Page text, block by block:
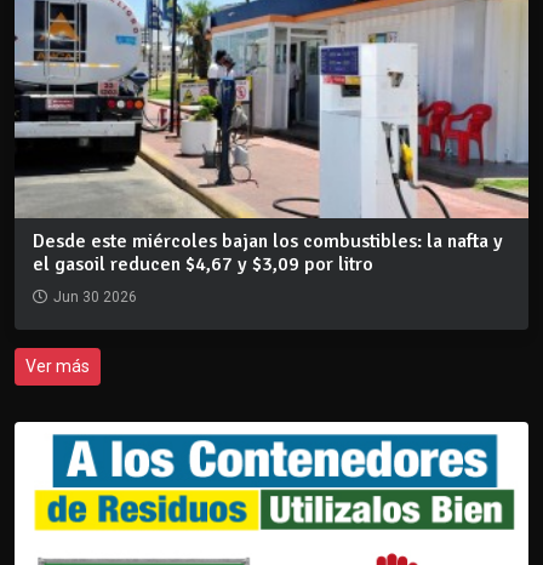
Desde este miércoles bajan los combustibles: la nafta y
el gasoil reducen $4,67 y $3,09 por litro
Jun 30 2026
Ver más